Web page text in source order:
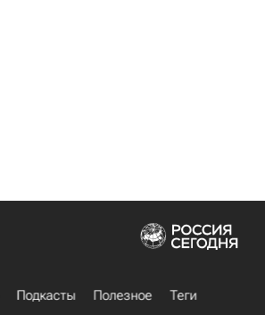
Подкасты Полезное Теги